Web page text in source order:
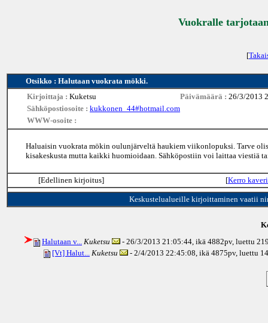
Vuokralle
[
Otsikko : Halutaan vuokrata mökki.
Kirjoittaja : Kuketsu Päivämäärä : 26/3/2013
Sähköpostiosoite : kukkonen_44#hotmail.com
WWW-osoite :
Haluaisin vuokrata mökin oulunjärveltä haukiem viikonlopuksi. Tarve
kisakeskusta mutta kaikki huomioidaan. Sähköpostiin voi laittaa viestiä
[Edellinen kirjoitus] [Kerro
Keskustelualueille kirjoittaminen vaatii
Halutaan v... Kuketsu - 26/3/2013 21:05:44, ikä 4882pv, luettu
[Vt] Halut... Kuketsu - 2/4/2013 22:45:08, ikä 4875pv, luettu